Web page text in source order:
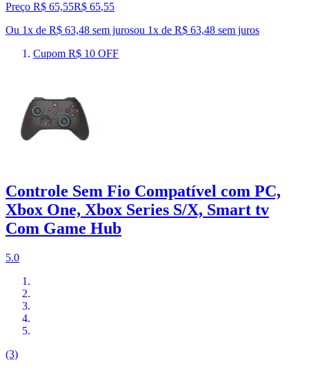
Preço R$ 65,55R$ 65,55
Ou 1x de R$ 63,48 sem jurosou 1x de R$ 63,48 sem juros
Cupom R$ 10 OFF
Controle Sem Fio Compatível com PC,
Xbox One, Xbox Series S/X, Smart tv
Com Game Hub
5.0
(3)